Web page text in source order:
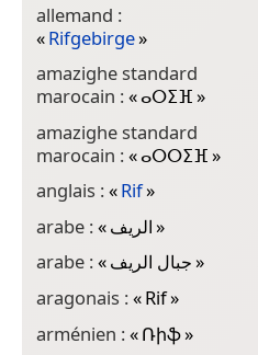
allemand :
«Rifgebirge»
amazighe standard
marocain :«ⴰⵔⵉⴼ»
amazighe standard
marocain :«ⴰⵔⵔⵉⴼ»
anglais :«Rif»
arabe :«الريف»
arabe :«جبال الريف»
aragonais :«Rif»
arménien :«Ռիֆ»